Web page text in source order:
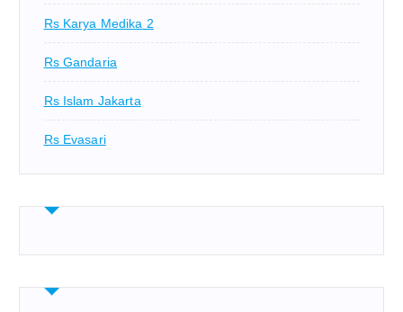
Rs Karya Medika 2
Rs Gandaria
Rs Islam Jakarta
Rs Evasari